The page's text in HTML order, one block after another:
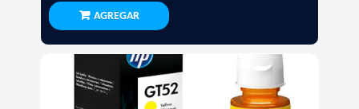
AGREGAR